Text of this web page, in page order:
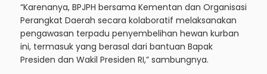
“Karenanya, BPJPH bersama Kementan dan Organisasi
Perangkat Daerah secara kolaboratif melaksanakan
pengawasan terpadu penyembelihan hewan kurban
ini, termasuk yang berasal dari bantuan Bapak
Presiden dan Wakil Presiden RI,” sambungnya.